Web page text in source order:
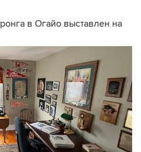
в Огайо выставлен на